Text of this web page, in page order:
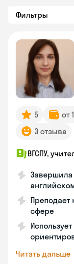
Фильтры
5 от
3 отзыва
ВГСПУ,
Завершила
Преподает
сфере
Читать дальше